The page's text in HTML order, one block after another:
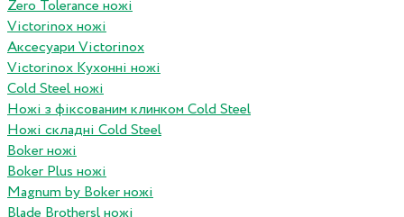
Zero Tolerance ножі
Victorinox ножі
Аксесуари Victorinox
Victorinox Кухонні ножі
Cold Steel ножі
Ножі з фіксованим клинком Cold Steel
Ножі складні Cold Steel
Boker ножі
Boker Plus ножі
Magnum by Boker ножі